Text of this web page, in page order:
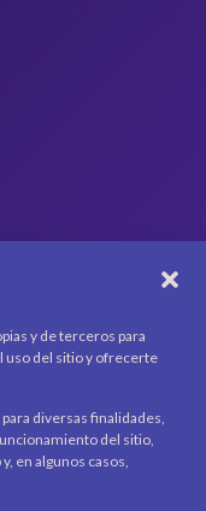
y de terceros para
uso del sitio y ofrecerte
diversas finalidades,
del sitio,
en algunos casos,